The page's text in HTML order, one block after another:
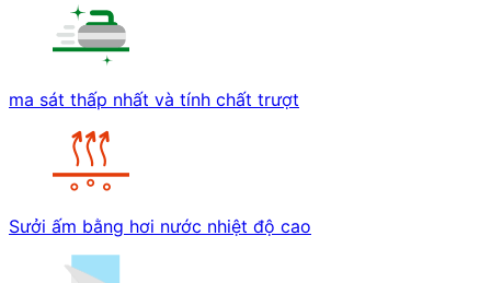
ma sát thấp nhất và tính chất trượt
Sưởi ấm bằng hơi nước nhiệt độ cao